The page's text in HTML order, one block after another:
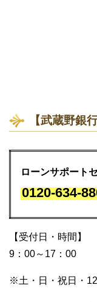
【武蔵野銀
ローンサポート
0120-634-
【受付日・時間】
9：00～17：00
※土・日・祝日・